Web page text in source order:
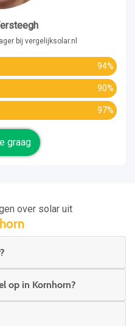
bij vergelijksolar.nl
94%
90%
97%
graag
over solar uit
op in Kornhorn?